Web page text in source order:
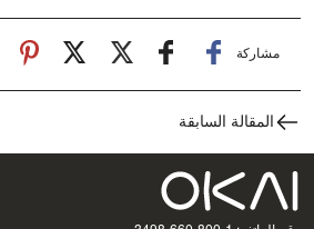
مشاركة
المقالة السابقة